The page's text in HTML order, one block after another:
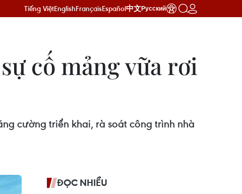
Tiếng ViệtEnglishFrançaisEspañol中文Русский
cố mảng vữa rơi
cường triển khai, rà soát công trình nhà
ĐỌC NHIỀU